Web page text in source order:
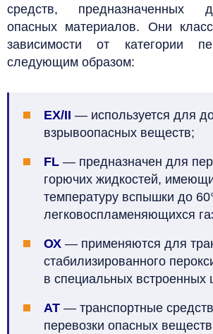
средств, предназначенных
опасных материалов. Они
зависимости от категории
следующим образом:
EX/II — используется для
взрывоопасных веществ;
FL — предназначен для
горючих жидкостей,
температуру вспышки до
легковоспламеняющихся
ОХ — применяются для
стабилизированного
в специальных встроенных
АТ — транспортные
перевозки опасных